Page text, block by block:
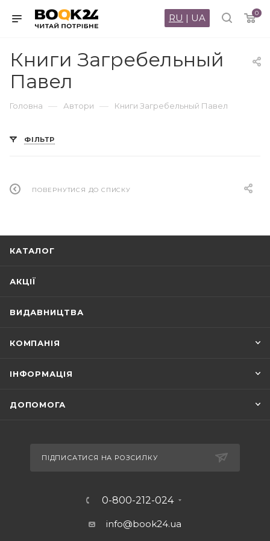
0
RU | UA
Книги Загребельный
Павел
Головна — Автори — Книги Загребельный Павел
ФІЛЬТР
ПОВЕРНУТИСЯ ДО СПИСКУ
КАТАЛОГ
АКЦІЇ
ВИДАВНИЦТВА
КОМПАНІЯ
ІНФОРМАЦІЯ
ДОПОМОГА
ПІДПИСАТИСЯ НА РОЗСИЛКУ
0-800-212-024
info@book24.ua